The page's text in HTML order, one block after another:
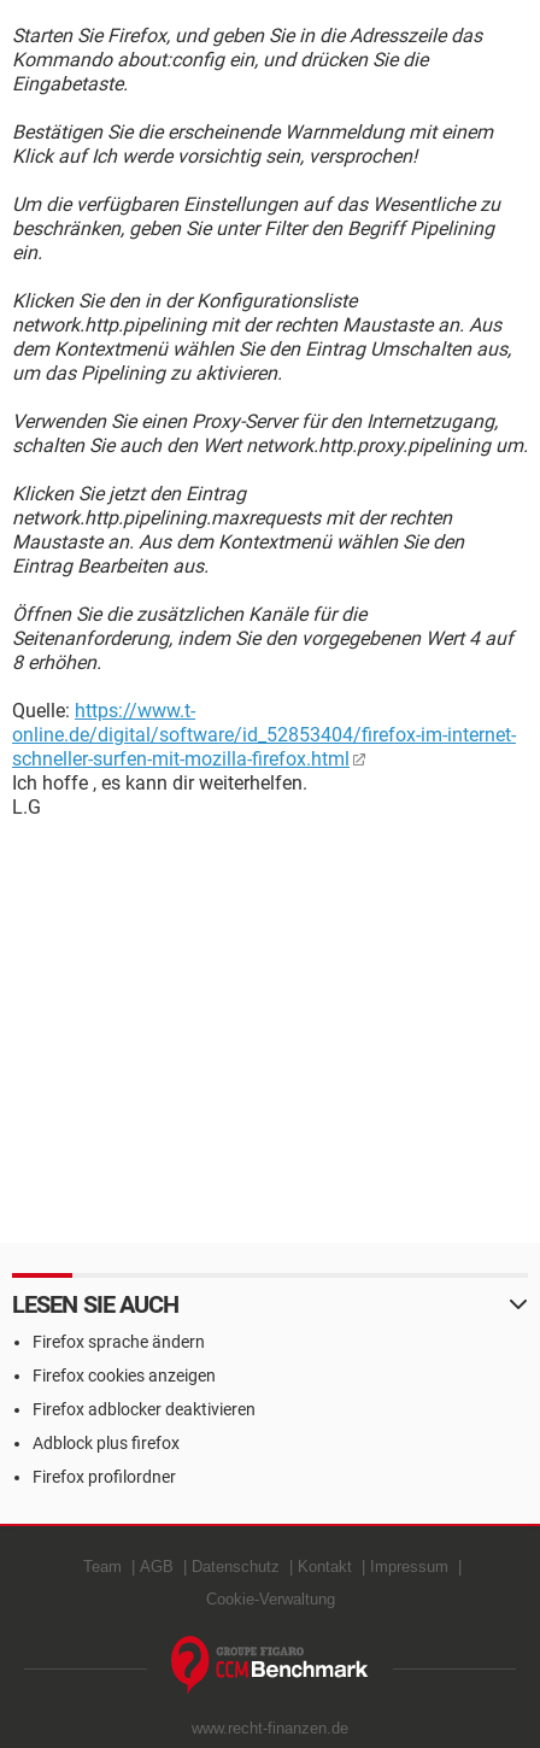
Starten Sie Firefox, und geben Sie in die Adresszeile das
Kommando about:config ein, und drücken Sie die
Eingabetaste.
Bestätigen Sie die erscheinende Warnmeldung mit einem
Klick auf Ich werde vorsichtig sein, versprochen!
Um die verfügbaren Einstellungen auf das Wesentliche zu
beschränken, geben Sie unter Filter den Begriff Pipelining
ein.
Klicken Sie den in der Konfigurationsliste
network.http.pipelining mit der rechten Maustaste an. Aus
dem Kontextmenü wählen Sie den Eintrag Umschalten aus,
um das Pipelining zu aktivieren.
Verwenden Sie einen Proxy-Server für den Internetzugang,
schalten Sie auch den Wert network.http.proxy.pipelining um.
Klicken Sie jetzt den Eintrag
network.http.pipelining.maxrequests mit der rechten
Maustaste an. Aus dem Kontextmenü wählen Sie den
Eintrag Bearbeiten aus.
Öffnen Sie die zusätzlichen Kanäle für die
Seitenanforderung, indem Sie den vorgegebenen Wert 4 auf
8 erhöhen.
Quelle: https://www.t-
online.de/digital/software/id_52853404/firefox-im-internet-
schneller-surfen-mit-mozilla-firefox.html
Ich hoffe , es kann dir weiterhelfen.
L.G
LESEN SIE AUCH
Firefox sprache ändern
Firefox cookies anzeigen
Firefox adblocker deaktivieren
Adblock plus firefox
Firefox profilordner
Team AGB Datenschutz Kontakt
Impressum
Cookie-Verwaltung
www.recht-finanzen.de